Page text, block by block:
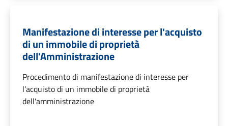
Manifestazione di interesse per l'acquisto
di un immobile di proprietà
dell'Amministrazione
Procedimento di manifestazione di interesse per
l'acquisto di un immobile di proprietà
dell'amministrazione